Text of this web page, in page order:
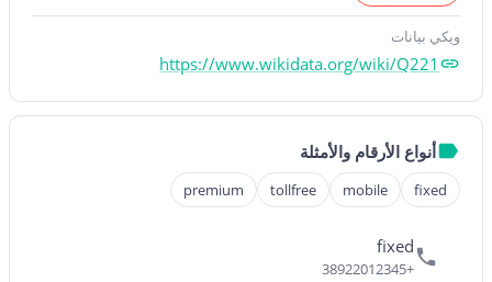
ويكي بيانات
https://www.wikidata.org/wiki/Q221
أنواع الأرقام والأمثلة
fixed
mobile
tollfree
premium
fixed
+38922012345